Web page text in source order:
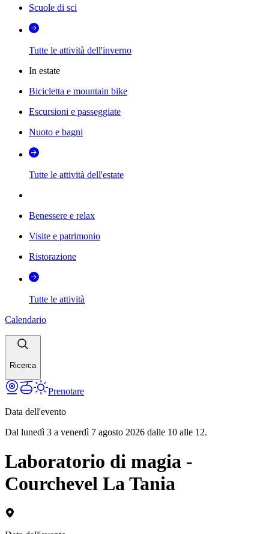
Scuole di sci
Tutte le attività dell'inverno
In estate
Bicicletta e mountain bike
Escursioni e passeggiate
Nuoto e bagni
Tutte le attività dell'estate
Benessere e relax
Visite e patrimonio
Ristorazione
Tutte le attività
Calendario
Ricerca
Prenotare
Data dell'evento
Dal lunedì 3 a venerdì 7 agosto 2026 dalle 10 alle 12.
Laboratorio di magia -
Courchevel La Tania